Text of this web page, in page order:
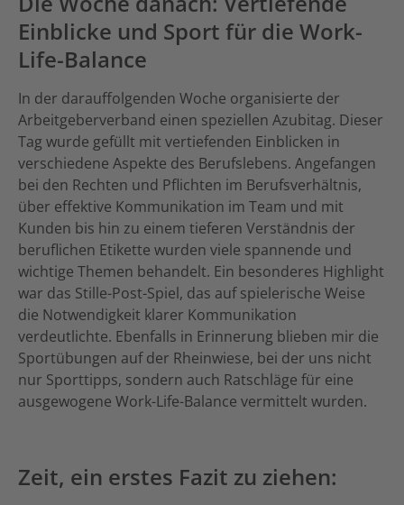
Einblicke und Sport für die Work-
Life-Balance
In der darauffolgenden Woche organisierte der
Arbeitgeberverband einen speziellen Azubitag. Dieser
Tag wurde gefüllt mit vertiefenden Einblicken in
verschiedene Aspekte des Berufslebens. Angefangen
bei den Rechten und Pflichten im Berufsverhältnis,
über effektive Kommunikation im Team und mit
Kunden bis hin zu einem tieferen Verständnis der
beruflichen Etikette wurden viele spannende und
wichtige Themen behandelt. Ein besonderes Highlight
war das Stille-Post-Spiel, das auf spielerische Weise
die Notwendigkeit klarer Kommunikation
verdeutlichte. Ebenfalls in Erinnerung blieben mir die
Sportübungen auf der Rheinwiese, bei der uns nicht
nur Sporttipps, sondern auch Ratschläge für eine
ausgewogene Work-Life-Balance vermittelt wurden.
Zeit, ein erstes Fazit zu ziehen: